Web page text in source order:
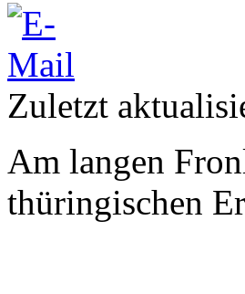
Zuletzt
Am langen
thüringischen